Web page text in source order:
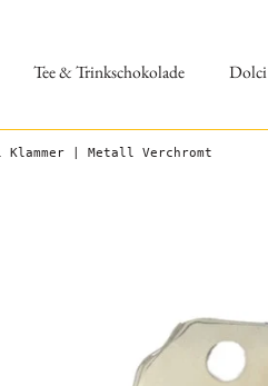
Tee & Trinkschokolade Dolci
Klammer | Metall Verchromt